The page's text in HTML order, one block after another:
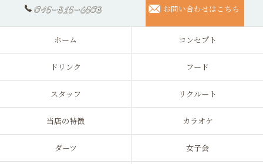
045-315-6503 お問い合わせはこちら
ホーム コンセプト
ドリンク フード
スタッフ リクルート
当店の特徴 カラオケ
ダーツ 女子会